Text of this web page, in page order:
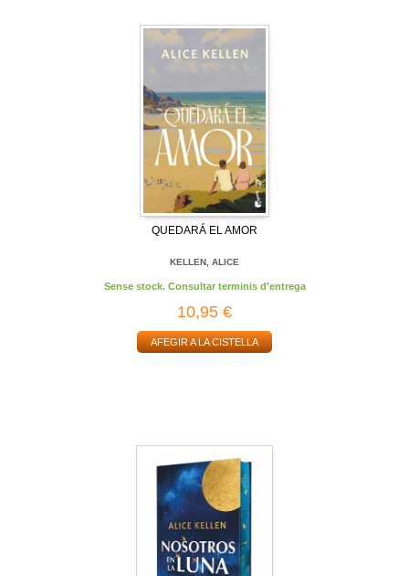
QUEDARÁ EL AMOR
KELLEN, ALICE
Sense stock. Consultar terminis d'entrega
10,95 €
AFEGIR A LA CISTELLA